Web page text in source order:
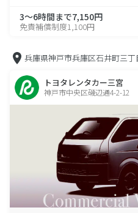
3～6時間まで7,150円
免責補償制度1,100円
兵庫県神戸市兵庫区石井町三丁
トヨタレンタカー三宮
神戸市中央区磯辺通4-2-12